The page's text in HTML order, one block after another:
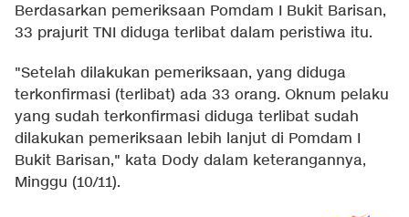
Berdasarkan pemeriksaan Pomdam I Bukit Barisan,
33 prajurit TNI diduga terlibat dalam peristiwa itu.
"Setelah dilakukan pemeriksaan, yang diduga
terkonfirmasi (terlibat) ada 33 orang. Oknum pelaku
yang sudah terkonfirmasi diduga terlibat sudah
dilakukan pemeriksaan lebih lanjut di Pomdam I
Bukit Barisan," kata Dody dalam keterangannya,
Minggu (10/11).